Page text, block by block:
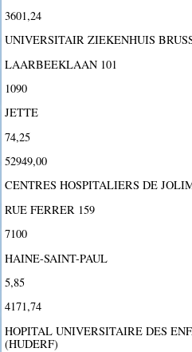
3601,24
UNIVERSITAIR ZIEKENHUIS
LAARBEEKLAAN 101
1090
JETTE
74,25
52949,00
CENTRES HOSPITALIERS DE
RUE FERRER 159
7100
HAINE-SAINT-PAUL
5,85
4171,74
HOPITAL UNIVERSITAIRE DES
(HUDERF)